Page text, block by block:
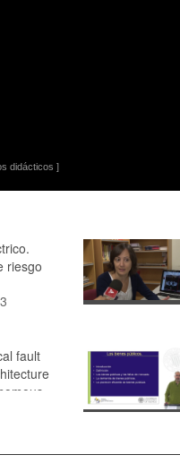
didácticos ]
riesgo
fault